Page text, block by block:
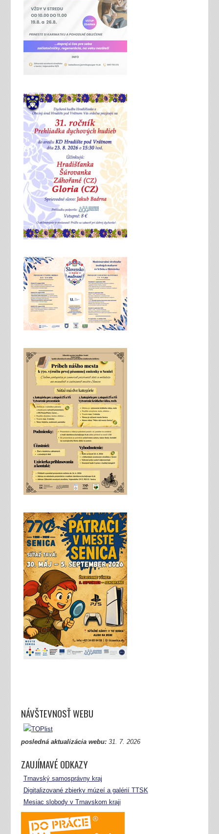
NÁVŠTEVNOSŤ WEBU
posledná aktualizácia webu:31. 7. 2026
ZAUJÍMAVÉ ODKAZY
Trnavský samosprávny kraj
Digitalizované zbierky múzeí a galérií TTSK
Mesiac slobody v Trnavskom kraji